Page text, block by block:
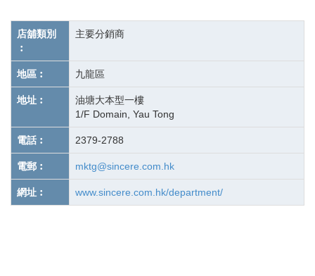
店舖類別
︰
主要分銷商
地區︰ 九龍區
地址︰
油塘大本型一樓
1/F Domain, Yau Tong
電話︰ 2379-2788
電郵︰ mktg@sincere.com.hk
網址︰ www.sincere.com.hk/department/